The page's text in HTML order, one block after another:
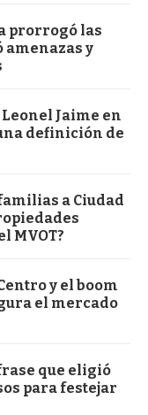
prorrogó las
amenazas y
Jaime en
definición de
a Ciudad
MVOT?
y el boom
el mercado
que eligió
para festejar